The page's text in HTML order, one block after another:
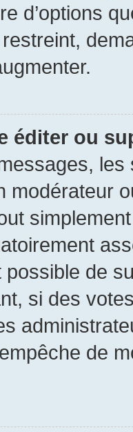
d’options
éditer ou
modérateur
de
si des
de